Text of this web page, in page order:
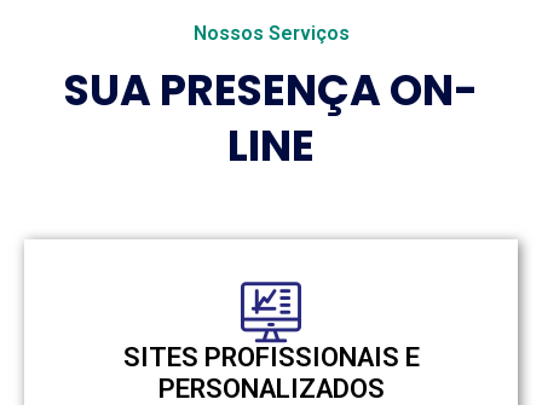
Nossos Serviços
SUA PRESENÇA ON-
LINE
SITES PROFISSIONAIS E
PERSONALIZADOS